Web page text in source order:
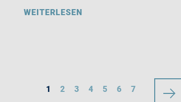
WEITERLESEN
1 2 3 4 5 6 7